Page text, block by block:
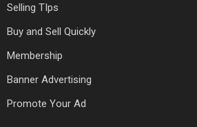
Selling TIps
Buy and Sell Quickly
Membership
Banner Advertising
Promote Your Ad